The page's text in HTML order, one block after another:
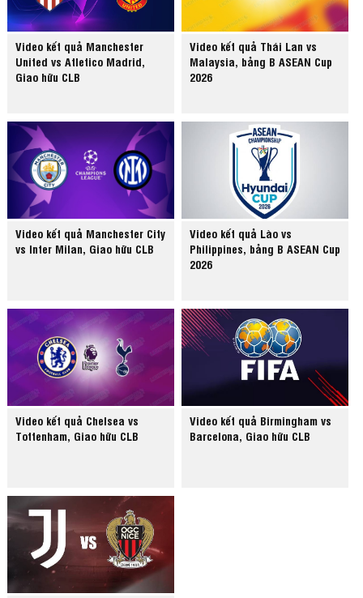
Video kết quả Manchester
United vs Atletico Madrid,
Giao hữu CLB
Video kết quả Thái Lan vs
Malaysia, bảng B ASEAN Cup
2026
Video kết quả Manchester City
vs Inter Milan, Giao hữu CLB
Video kết quả Lào vs
Philippines, bảng B ASEAN Cup
2026
Video kết quả Chelsea vs
Tottenham, Giao hữu CLB
Video kết quả Birmingham vs
Barcelona, Giao hữu CLB